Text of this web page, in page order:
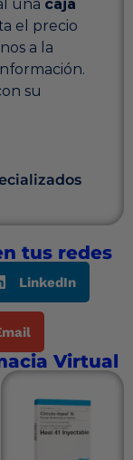
una caja
el precio
a la
su
tus redes
LinkedIn
Virtual